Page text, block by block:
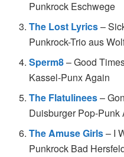
Punkrock Eschwege
The Lost Lyrics–
Punkrock-Trio aus
Sperm8– Good
Kassel-Punx Again
The Flatulinees–
Duisburger Pop-Punk
The Amuse Girls– I
Punkrock Bad